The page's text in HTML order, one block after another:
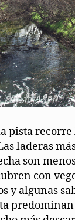
pista
laderas
son
con
y algunas
predominan